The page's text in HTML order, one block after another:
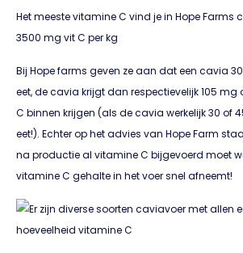
Het meeste vitamine C vind je in Hope Farms
3500 mg vit C per kg
Bij Hope farms geven ze aan dat een cavia
eet, de cavia krijgt dan respectievelijk 105 mg
C binnen krijgen (als de cavia werkelijk 30 of
eet!). Echter op het advies van Hope Farm
na productie al vitamine C bijgevoerd moet
vitamine C gehalte in het voer snel afneemt!